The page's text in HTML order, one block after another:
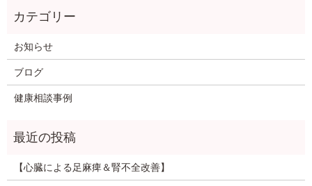
お知らせ
ブログ
健康相談事例
【心臓による足麻痺＆腎不全改善】